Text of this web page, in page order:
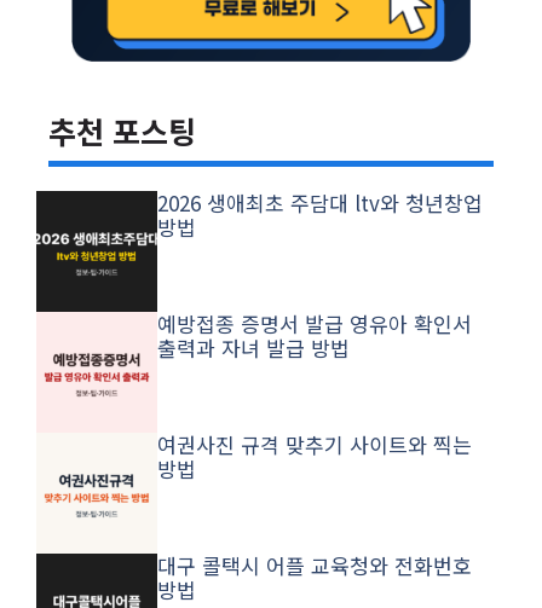
추천 포스팅
2026 생애최초 주담대 ltv와 청년창업
방법
예방접종 증명서 발급 영유아 확인서
출력과 자녀 발급 방법
여권사진 규격 맞추기 사이트와 찍는
방법
대구 콜택시 어플 교육청와 전화번호
방법